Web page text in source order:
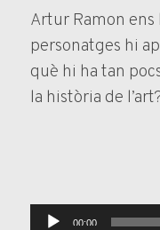
Artur Ramon
personatges hi
què hi ha tan
la història de
Reproductor
00:00